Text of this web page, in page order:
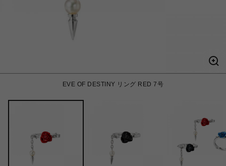
EVE OF DESTINY リング RED 7号